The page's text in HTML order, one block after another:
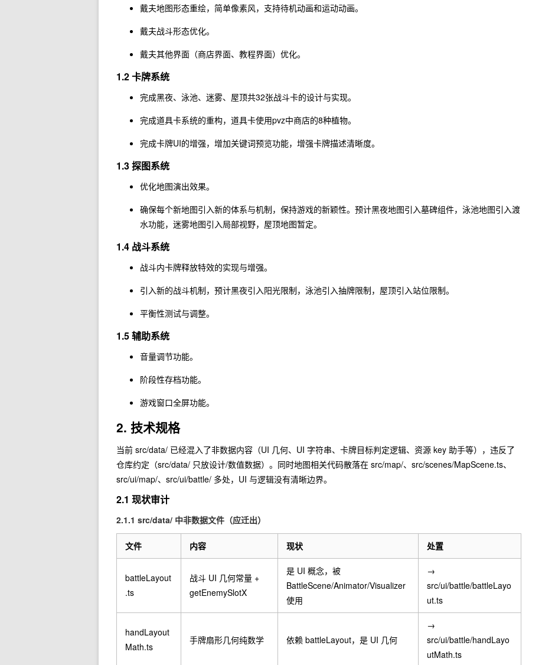
戴夫地图形态重绘，简单像素风，支持待机动画和运动动画。
戴夫战斗形态优化。
戴夫其他界面（商店界面、教程界面）优化。
1.2 卡牌系统
完成黑夜、泳池、迷雾、屋顶共32张战斗卡的设计与实现。
完成道具卡系统的重构，道具卡使用pvz中商店的8种植物。
完成卡牌UI的增强，增加关键词预览功能，增强卡牌描述清晰度。
1.3 探图系统
优化地图演出效果。
确保每个新地图引入新的体系与机制，保持游戏的新颖性。预计黑夜地图引入墓碑组件，泳池地图引入渡
水功能，迷雾地图引入局部视野，屋顶地图暂定。
1.4 战斗系统
战斗内卡牌释放特效的实现与增强。
引入新的战斗机制，预计黑夜引入阳光限制，泳池引入抽牌限制，屋顶引入站位限制。
平衡性测试与调整。
1.5 辅助系统
音量调节功能。
阶段性存档功能。
游戏窗口全屏功能。
2. 技术规格
当前 src/data/ 已经混入了非数据内容（UI 几何、UI 字符串、卡牌目标判定逻辑、资源 key 助手等），违反了
仓库约定（src/data/ 只放设计/数值数据）。同时地图相关代码散落在 src/map/、 src/scenes/MapScene.ts、
src/ui/map/、 src/ui/battle/ 多处，UI 与逻辑没有清晰边界。
2.1 现状审计
2.1.1 src/data/ 中非数据文件（应迁出）
文件 内容 现状 处置
battleLayout
.ts
战斗 UI 几何常量 +
getEnemySlotX
是 UI 概念，被
BattleScene/Animator/Visualizer
使用
→
src/ui/battle/battleLayo
ut.ts
handLayout
Math.ts
手牌扇形几何纯数学 依赖 battleLayout，是 UI 几何
→
src/ui/battle/handLayo
utMath.ts